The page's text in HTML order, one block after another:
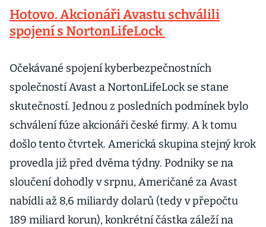
jednom
místě. K
století
Hotovo. Akcionáři Avastu schválili
spojení s NortonLifeLock
Očekávané spojení kyberbezpečnostních
společností Avast a NortonLifeLock se stane
skutečností. Jednou z posledních podmínek bylo
schválení fúze akcionáři české firmy. A k tomu
došlo tento čtvrtek. Americká skupina stejný krok
provedla již před dvěma týdny. Podniky se na
sloučení dohodly v srpnu, Američané za Avast
nabídli až 8,6 miliardy dolarů (tedy v přepočtu
189 miliard korun), konkrétní částka záleží na